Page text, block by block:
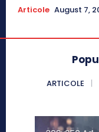
Articole August 7,
ARTICOLE